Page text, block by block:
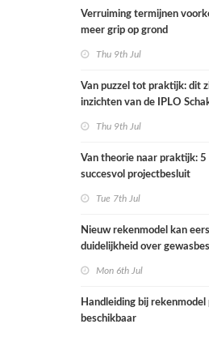
Verruiming termijnen
meer grip op grond
Thu 9th Jul
Van puzzel tot praktijk: dit
inzichten van de IPLO
Thu 9th Jul
Van theorie naar praktijk: 5
succesvol projectbesluit
Tue 7th Jul
Nieuw rekenmodel kan
duidelijkheid over
Mon 6th Jul
Handleiding bij
beschikbaar